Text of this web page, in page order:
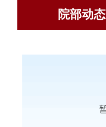
院部动态